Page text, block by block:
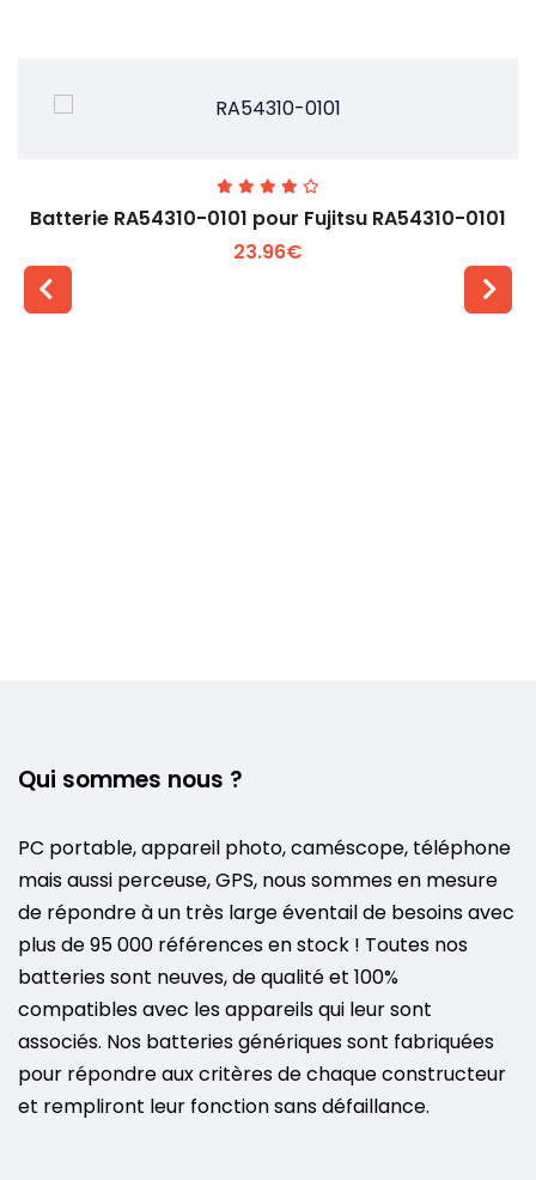
Batterie RA54310-0101 pour Fujitsu RA54310-0101
23.96€
Qui sommes nous ?
PC portable, appareil photo, caméscope, téléphone
mais aussi perceuse, GPS, nous sommes en mesure
de répondre à un très large éventail de besoins avec
plus de 95 000 références en stock ! Toutes nos
batteries sont neuves, de qualité et 100%
compatibles avec les appareils qui leur sont
associés. Nos batteries génériques sont fabriquées
pour répondre aux critères de chaque constructeur
et rempliront leur fonction sans défaillance.